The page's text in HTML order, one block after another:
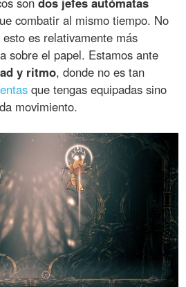
combatir al mismo tiempo. No
es relativamente más
sobre el papel. Estamos ante
y ritmo, donde no es tan
que tengas equipadas sino
movimiento.